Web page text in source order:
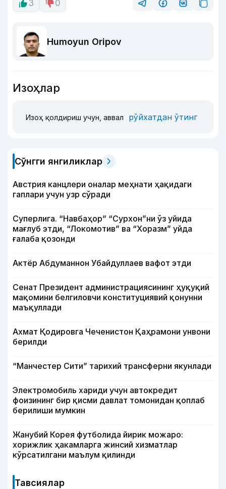
3
0
Humoyun Oripov
Изоҳлар
Изоҳ қолдириш учун, аввал рўйхатдан ўтинг
Сўнгги янгиликлар
Австрия канцлери оналар меҳнати ҳақидаги
гаплари учун узр сўради
Суперлига. “Навбаҳор” “Сурхон”ни ўз уйида
мағлуб этди, “Локомотив” ва “Хоразм” уйда
ғалаба қозонди
Актёр Абду­маннон Убайдуллаев вафот этди
Сенат Президент администрациясининг ҳуқуқий
мақомини белгиловчи конституциявий қонунни
маъқуллади
Ахмат Қодировга Чеченистон Қаҳрамони унвони
берилди
“Манчестер Сити” тарихий трансферни якунлади
Электромобиль хариди учун автокредит
фоизининг бир қисми давлат томонидан қоплаб
берилиши мумкин
Жанубий Корея футболида йирик можаро:
хорижлик ҳакамларга жинсий хизматлар
кўрсатилгани маълум қилинди
Тавсиялар